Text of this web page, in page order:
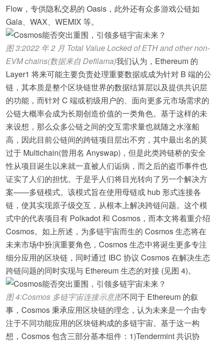
Flow，专供隐私交易的 Oasis，此外还有众多游戏公链如
Gala、WAX、WEMIX 等。
图 3:2022 年 2 月 Total Value Locked of ETH and other non-
EVM chains(数据来自 Defilama)我们认为，Ethereum 的
Layer1 将来可能主要负责处理重要数据或成为针对 B 端的公
链，其本质是整个区块链世界的数据结算层以及提供共识层
的功能，而针对 C 端或初级用户的、面向更多元市场需求的
公链大概率会成为长期创造价值的一类角色。基于这样的未
来设想，那么众多公链之间的交互需求量也就随之水涨船
高，因此目前公链间的跨链项目层出不穷，其中最出名的莫
过于 Multichain(曾用名 Anyswap)，但是此类跨链桥的安全
性从项目诞生以来就一直被人们诟病，而之后的盗币事件也
证实了人们的担忧。于是乎人们将目光转向了另一个解决方
案——多链模式。该模式旨在使用母链或 hub 形式连接各
链，使其实现原子级交互，从根本上解决跨链问题。这个模
式中的代表项目有 Polkadot 和 Cosmos，而本文将着重介绍
Cosmos。如上所述，为多链宇宙而生的 Cosmos 生态将在
未来市场中扮演重要角色，Cosmos 生态中将诞生更多专注
细分应用的区块链，同时通过 IBC 协议 Cosmos 在解决生态
跨链问题的同时实现与 Ethereum 生态的对接 (见图 4)。
图 4:Cosmos 多链宇宙连接示意图不同于 Ethereum 的叙
事，Cosmos 秉承应用区块链的理念，认为未来是一个由专
注于不同功能应用的区块链构成的多链宇宙。基于这一构
想，Cosmos 包含三部分基本组件：1)Tendermint 共识协